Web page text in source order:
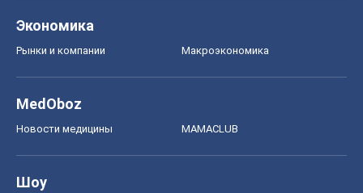
Экономика
Рынки и компании Mакроэкономика
MedOboz
Новости медицины MAMACLUB
Шоу